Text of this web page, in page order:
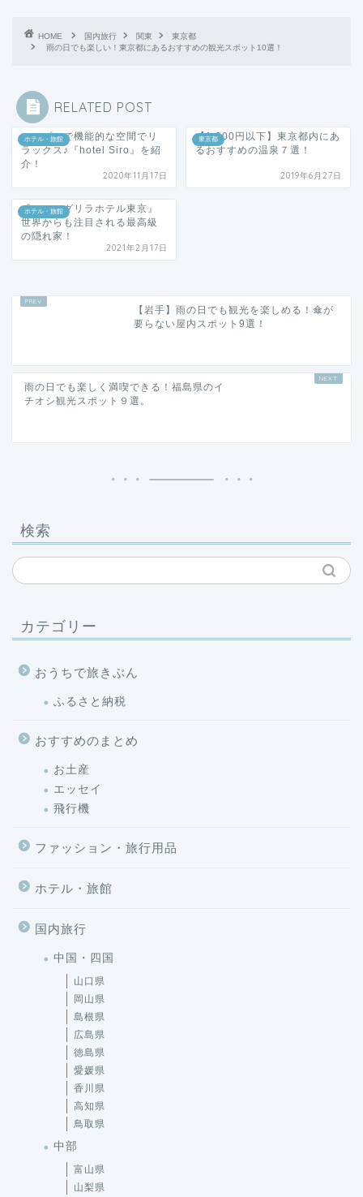
ホテル・旅館
シンプルで機能的な空間でリ
ラックス♪『hotel Siro』を紹
介！
2020年11月17日 2019年6月27日
ホテル・旅館
『シャングリラホテル東京』
世界からも注目される最高級
2021年2月17日
カテゴリー
おうちで旅きぶん
おすすめのまとめ
エッセイ
飛行機
ファッション・旅行用品
ホテル・旅館
国内旅行
岡山県
島根県
広島県
徳島県
愛媛県
香川県
高知県
鳥取県
中部
富山県
山梨県
岐阜県
愛知県